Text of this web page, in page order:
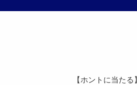
【ホントに当た